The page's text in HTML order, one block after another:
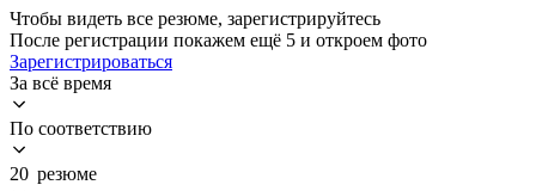
Чтобы видеть все резюме, зарегистрируйтесь
После регистрации покажем ещё 5 и откроем фото
Зарегистрироваться
За всё время
По соответствию
20 резюме